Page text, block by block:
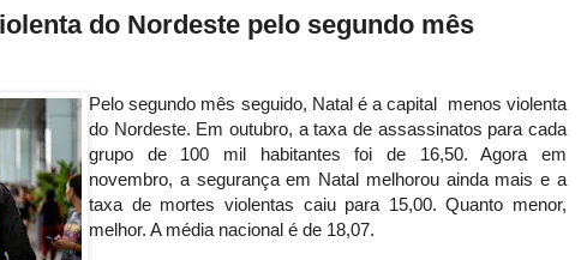
do Nordeste pelo segundo mês
Pelo segundo mês seguido, Natal é a capital menos violenta
do Nordeste. Em outubro, a taxa de assassinatos para cada
grupo de 100 mil habitantes foi de 16,50. Agora em
novembro, a segurança em Natal melhorou ainda mais e a
taxa de mortes violentas caiu para 15,00. Quanto menor,
melhor. A média nacional é de 18,07.